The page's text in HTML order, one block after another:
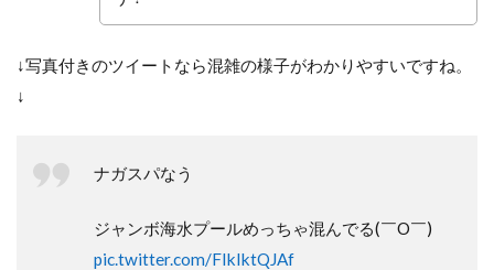
↓写真付きのツイートなら混雑の様子がわかりやすいですね。
↓
ナガスパなう
ジャンボ海水プールめっちゃ混んでる(￣O￣)
pic.twitter.com/FIkIktQJAf